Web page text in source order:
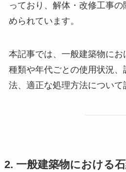
っており、解体・改修工事
められています。
本記事では、一般建築物に
種類や年代ごとの使用状況
法、適正な処理方法について
2. 一般建築物における